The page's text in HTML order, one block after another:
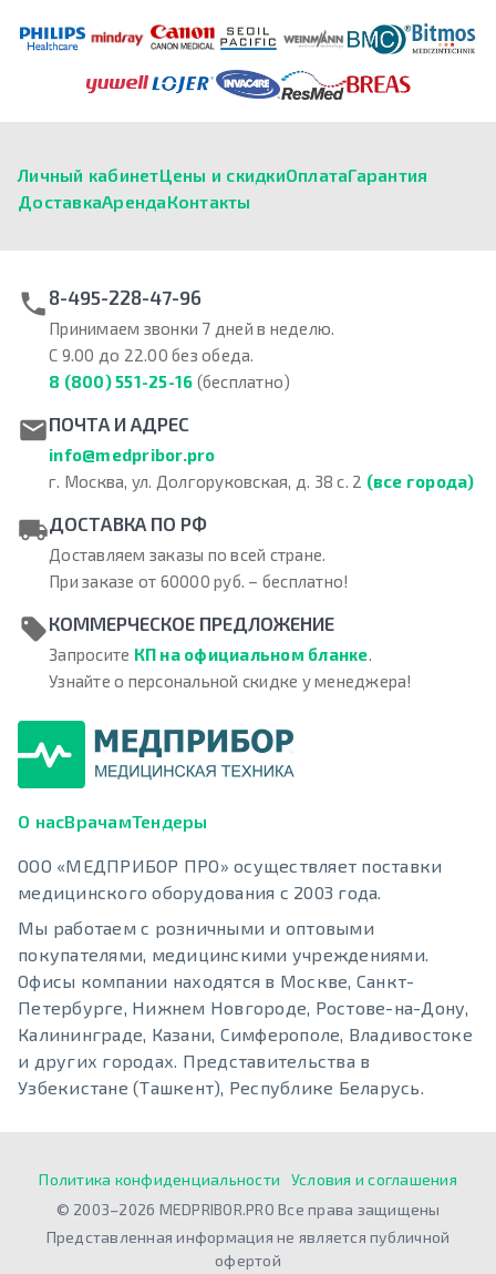
Личный кабинетЦены и скидкиОплатаГарантия
ДоставкаАрендаКонтакты
8-495-228-47-96
Принимаем звонки 7 дней в неделю.
С 9.00 до 22.00 без обеда.
8 (800) 551-25-16 (бесплатно)
ПОЧТА И АДРЕС
info@medpribor.pro
г. Москва, ул. Долгоруковская, д. 38 с. 2 (все города)
ДОСТАВКА ПО РФ
Доставляем заказы по всей стране.
При заказе от 60000 руб. – бесплатно!
КОММЕРЧЕСКОЕ ПРЕДЛОЖЕНИЕ
Запросите КП на официальном бланке.
Узнайте о персональной скидке у менеджера!
О насВрачамТендеры
ООО «МЕДПРИБОР ПРО» осуществляет поставки
медицинского оборудования с 2003 года.
Мы работаем с розничными и оптовыми
покупателями, медицинскими учреждениями.
Офисы компании находятся в Москве, Санкт-
Петербурге, Нижнем Новгороде, Ростове-на-Дону,
Калининграде, Казани, Симферополе, Владивостоке
и других городах. Представительства в
Узбекистане (Ташкент), Республике Беларусь.
Политика конфиденциальности
Условия и соглашения
© 2003–2026 MEDPRIBOR.PRO Все права защищены
Представленная информация не является публичной
офертой